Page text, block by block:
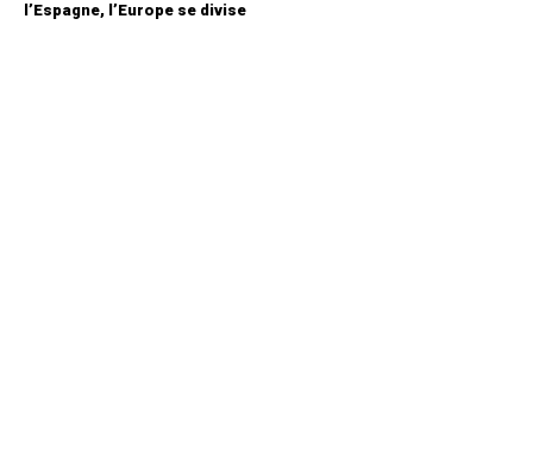
l’Espagne, l’Europe se divise